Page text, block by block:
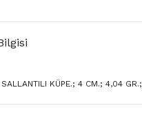
SALLANTILI KÜPE.; 4 CM.; 4,04 GR.;